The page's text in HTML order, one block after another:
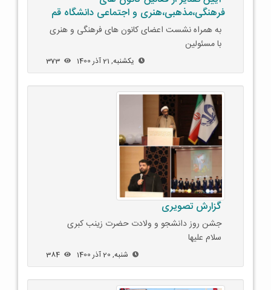
فرهنگی،مذهبی،هنری و اجتماعی دانشگاه قم
به همراه نشست اعضای کانون های فرهنگی و هنری
با مسئولین
یکشنبه, 21 آذر 1400 373
گزارش تصویری
جشن روز دانشجو و ولادت حضرت زینب کبری
سلام علیها
شنبه, 20 آذر 1400 384